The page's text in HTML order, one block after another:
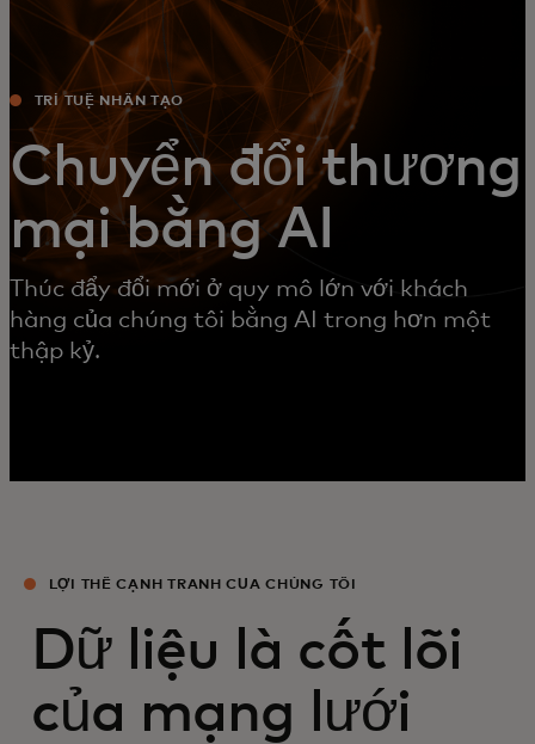
TRÍ TUỆ NHÂN TẠO
Chuyển đổi thương
mại bằng AI
Thúc đẩy đổi mới ở quy mô lớn với khách
hàng của chúng tôi bằng AI trong hơn một
thập kỷ.
LỢI THẾ CẠNH TRANH CỦA CHÚNG TÔI
Dữ liệu là cốt lõi
của mạng lưới